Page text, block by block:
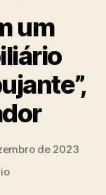
um
de 2023
em